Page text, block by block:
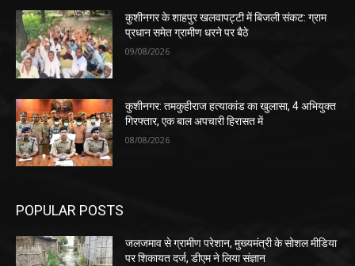
कुशीनगर के शाहपुर खलवापट्टी में बिजली संकट: ग्राम
प्रधान समेत ग्रामीण धरने पर बैठे
09/08/2026
कुशीनगर: तमकुहीराज हत्याकांड का खुलासा, 4 अभियुक्त
गिरफ्तार, एक बाल अपचारी हिरासत में
08/08/2026
POPULAR POSTS
जलजमाव से ग्रामीण परेशान, मुख्यमंत्री के सोशल मीडिया
पर शिकायत दर्ज, डीएम ने लिया संज्ञान